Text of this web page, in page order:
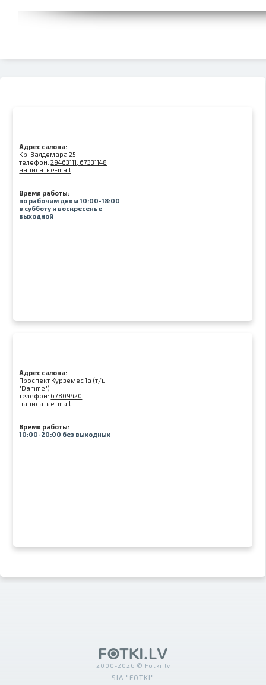
Адрес салона:
Kр. Валдемара 25
телефон:29463111, 67331148
написать e-mail
Время работы:
по рабочим дням 10:00-18:00
в субботу и воскресенье
выходной
Адрес салона:
Проспект Курземес 1а (т/ц
"Damme")
телефон: 67809420
написать e-mail
Время работы:
10:00-20:00 без выходных
2000-2026 © Fotki.lv
SIA "FOTKI"